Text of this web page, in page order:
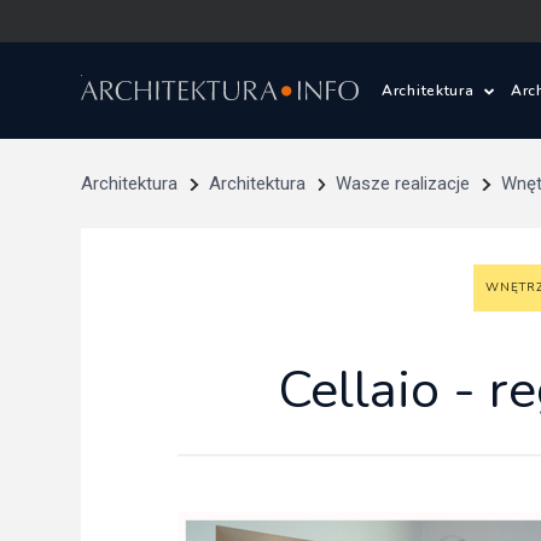
Architektura
Wasze
Architektura
Pracownie
Architektura Architektura Wasze realizacje
Cellaio -